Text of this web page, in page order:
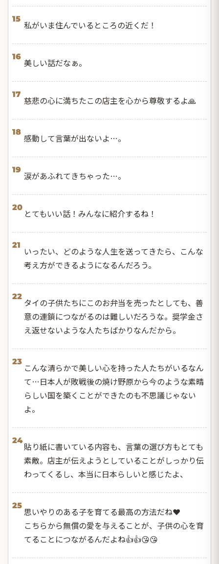
15
私がいま住んでいるところの近くだ！
16
美しい話だなぁ。
17
慈悲の心に満ちたこの店主を心から尊敬するよ🙏
18
感動して言葉が出ないよ…。
19
涙があふれてきちゃった…。
20
とてもいい話！みんなに紹介するね！
21
いったい、どのような人生を送ってきたら、こんな
考え方ができるようになるんだろう。
22
タイの子供たちにこのお弁当を売ったとしても、善
意の連鎖につながるのは難しいだろうな。奨学金さ
え返せないような人たちばかりなんだから。
23
こんな清らかで美しい心を持った人たちがいるなん
て…日本人が敗戦後の焼け野原から今のような素晴
らしい国を築くことができたのも不思議じゃない
よ。
24
貼り紙に書いている内容も、言葉の選び方もとても
素敵。店主が伝えようとしていることがしっかり伝
わってくるし、本当に日本らしいと感じたよ、
25
思いやりのある子を育てる最高の方法だね❤️
こちらから無償の愛を与えることが、子供の心を育
てることにつながるんだよね👍👍😘😘